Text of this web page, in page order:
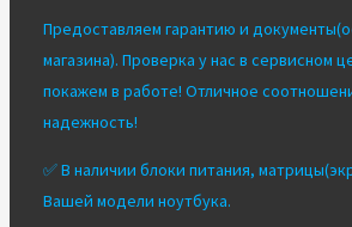
Предоставляем гарантию и
магазина). Проверка у нас в сервисном
покажем в работе! Отличное
надежность!
✅ В наличии блоки питания,
Вашей модели ноутбука.